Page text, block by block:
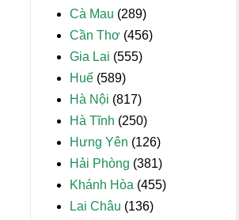
Cà Mau (289)
Cần Thơ (456)
Gia Lai (555)
Huế (589)
Hà Nội (817)
Hà Tĩnh (250)
Hưng Yên (126)
Hải Phòng (381)
Khánh Hòa (455)
Lai Châu (136)